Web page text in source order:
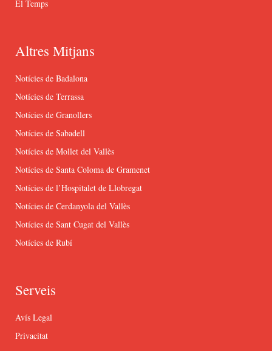
El Temps
Altres Mitjans
Notícies de Badalona
Notícies de Terrassa
Notícies de Granollers
Notícies de Sabadell
Notícies de Mollet del Vallès
Notícies de Santa Coloma de Gramenet
Notícies de l’Hospitalet de Llobregat
Notícies de Cerdanyola del Vallès
Notícies de Sant Cugat del Vallès
Notícies de Rubí
Serveis
Avís Legal
Privacitat